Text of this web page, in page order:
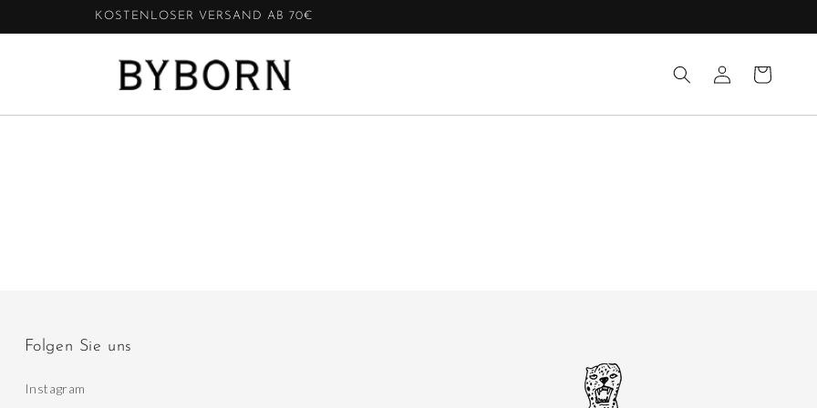
KOSTENLOSER VERSAND AB 70€
EinloggenWarenkorb
Folgen Sie uns
Instagram